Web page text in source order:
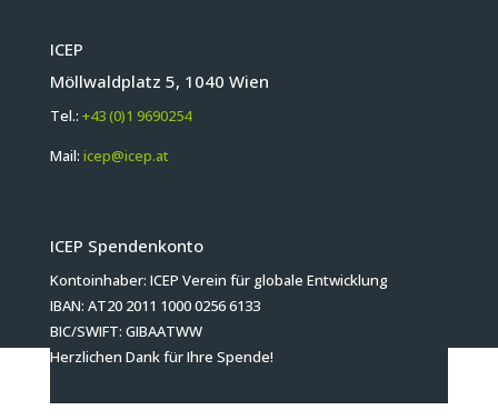
ICEP
Möllwaldplatz 5, 1040 Wien
Tel.: +43 (0)1 9690254
Mail: icep@icep.at
ICEP Spendenkonto
Kontoinhaber: ICEP Verein für globale Entwicklung
IBAN: AT20 2011 1000 0256 6133
BIC/SWIFT: GIBAATWW
Herzlichen Dank für Ihre Spende!